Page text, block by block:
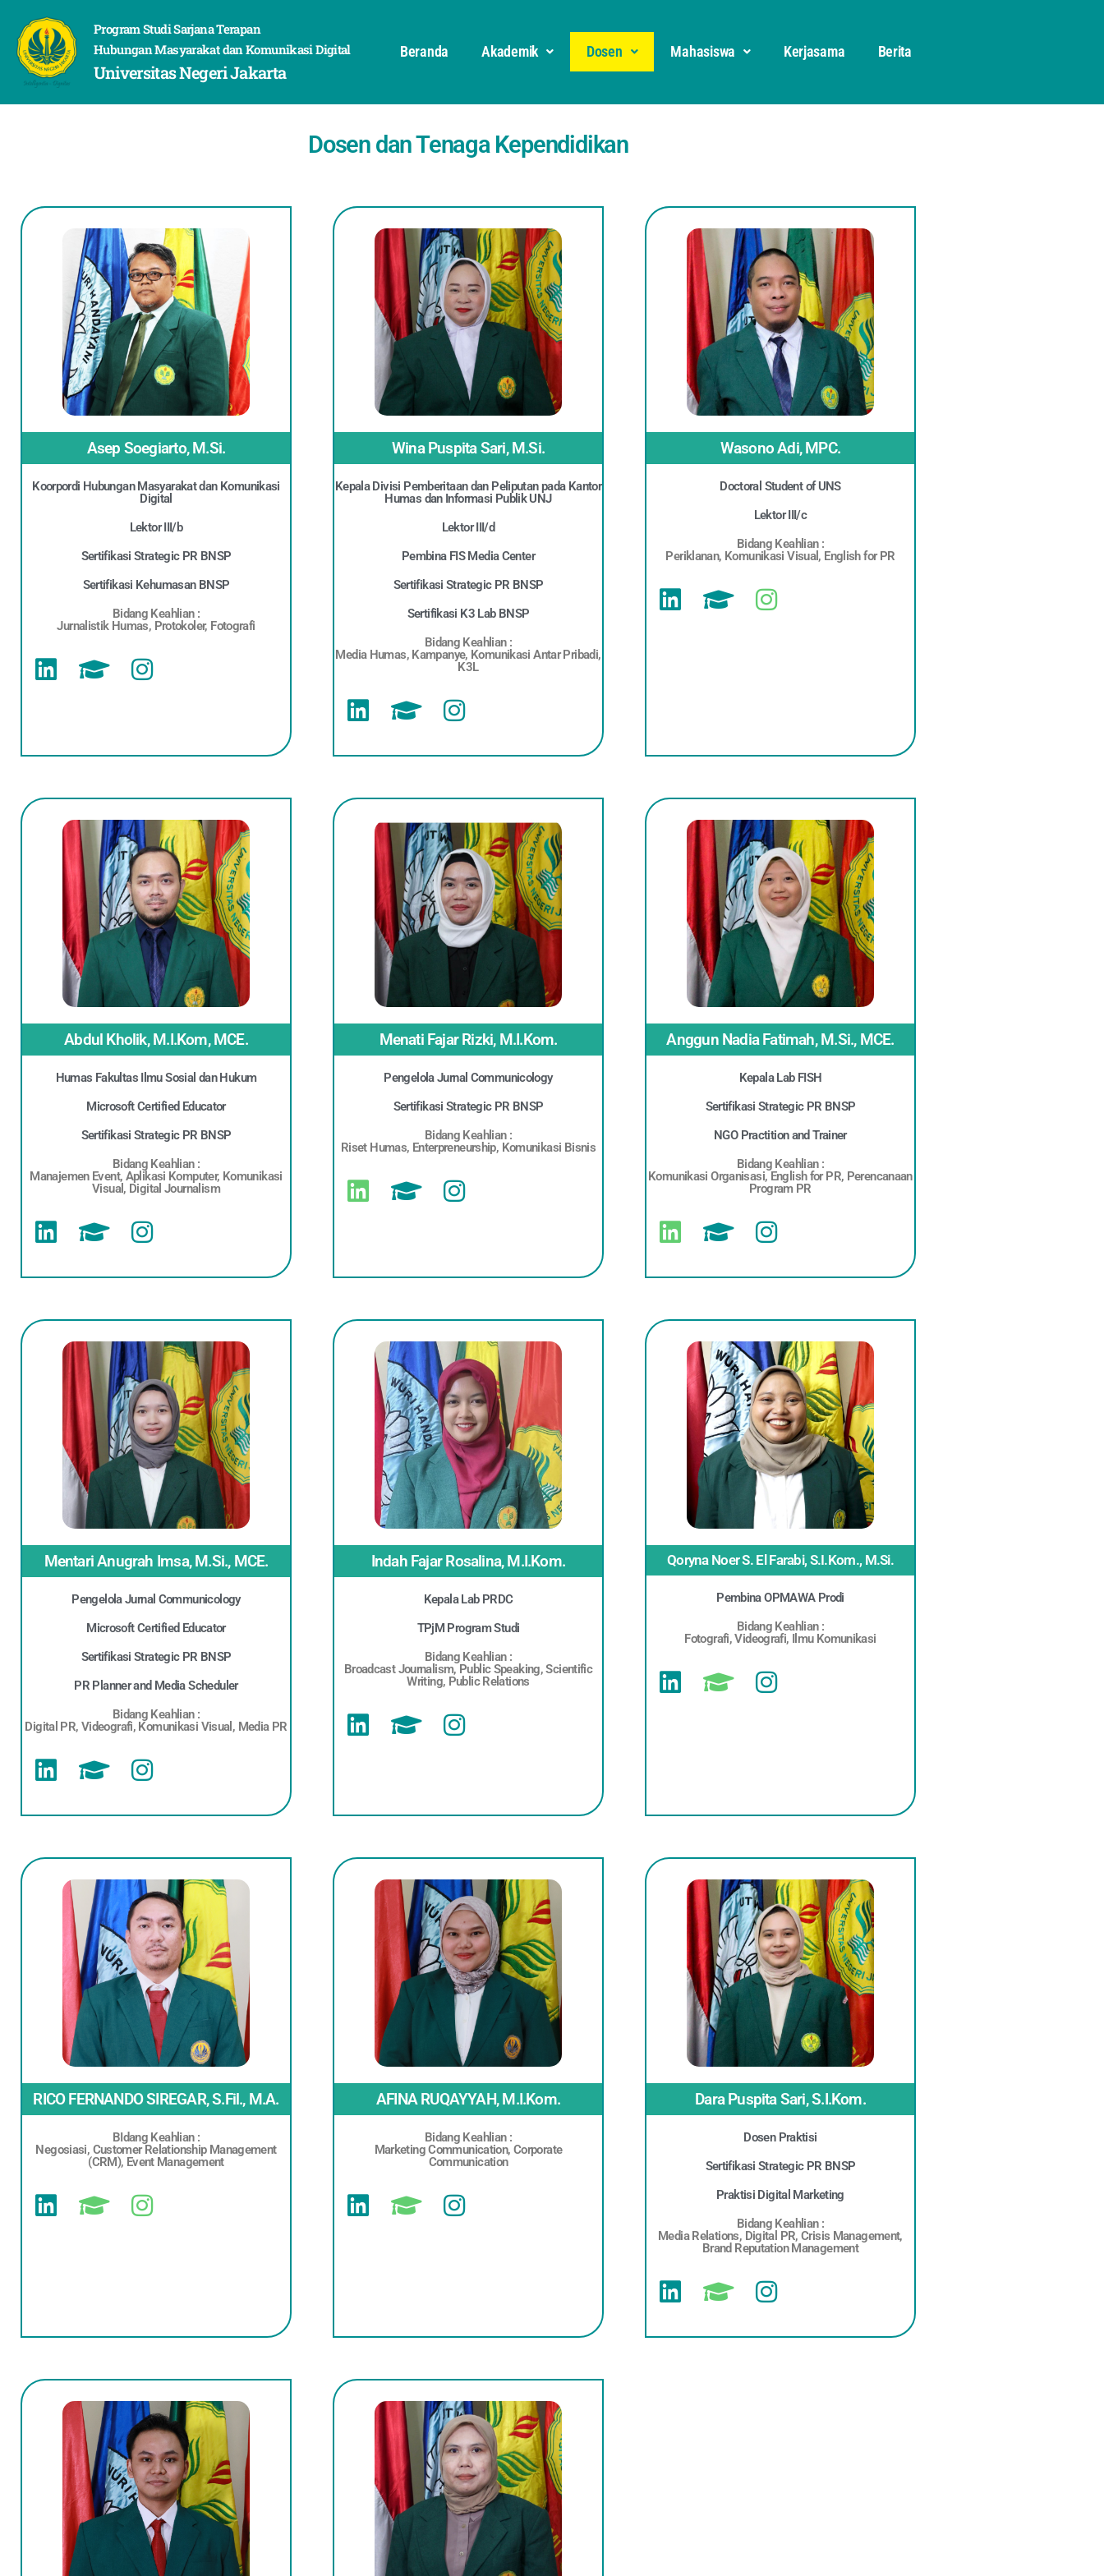
Program Studi Sarjana Terapan
Hubungan Masyarakat dan Komunikasi Digital
Universitas Negeri Jakarta
Beranda Akademik Dosen Mahasiswa Kerjasama Berita
Dosen dan Tenaga Kependidikan
Asep Soegiarto, M.Si.
Koorpordi Hubungan Masyarakat dan Komunikasi
Digital
Lektor III/b
Sertifikasi Strategic PR BNSP
Sertifikasi Kehumasan BNSP
Bidang Keahlian :
Jurnalistik Humas, Protokoler, Fotografi
Wina Puspita Sari, M.Si.
Kepala Divisi Pemberitaan dan Peliputan pada Kantor
Humas dan Informasi Publik UNJ
Lektor III/d
Pembina FIS Media Center
Sertifikasi Strategic PR BNSP
Sertifikasi K3 Lab BNSP
Bidang Keahlian :
Media Humas, Kampanye, Komunikasi Antar Pribadi,
K3L
Wasono Adi, MPC.
Doctoral Student of UNS
Lektor III/c
Bidang Keahlian :
Periklanan, Komunikasi Visual, English for PR
Abdul Kholik, M.I.Kom, MCE.
Humas Fakultas Ilmu Sosial dan Hukum
Microsoft Certified Educator
Sertifikasi Strategic PR BNSP
Bidang Keahlian :
Manajemen Event, Aplikasi Komputer, Komunikasi
Visual, Digital Journalism
Menati Fajar Rizki, M.I.Kom.
Pengelola Jurnal Communicology
Sertifikasi Strategic PR BNSP
Bidang Keahlian :
Riset Humas, Enterpreneurship, Komunikasi Bisnis
Anggun Nadia Fatimah, M.Si., MCE.
Kepala Lab FISH
Sertifikasi Strategic PR BNSP
NGO Practition and Trainer
Bidang Keahlian :
Komunikasi Organisasi, English for PR, Perencanaan
Program PR
Mentari Anugrah Imsa, M.Si., MCE.
Pengelola Jurnal Communicology
Microsoft Certified Educator
Sertifikasi Strategic PR BNSP
PR Planner and Media Scheduler
Bidang Keahlian :
Digital PR, Videografi, Komunikasi Visual, Media PR
Indah Fajar Rosalina, M.I.Kom.
Kepala Lab PRDC
TPjM Program Studi
Bidang Keahlian :
Broadcast Journalism, Public Speaking, Scientific
Writing, Public Relations
Qoryna Noer S. El Farabi, S.I.Kom., M.Si.
Pembina OPMAWA Prodi
Bidang Keahlian :
Fotografi, Videografi, Ilmu Komunikasi
RICO FERNANDO SIREGAR, S.Fil., M.A.
BIdang Keahlian :
Negosiasi, Customer Relationship Management
(CRM), Event Management
AFINA RUQAYYAH, M.I.Kom.
Bidang Keahlian :
Marketing Communication, Corporate
Communication
Dara Puspita Sari, S.I.Kom.
Dosen Praktisi
Sertifikasi Strategic PR BNSP
Praktisi Digital Marketing
Bidang Keahlian :
Media Relations, Digital PR, Crisis Management,
Brand Reputation Management